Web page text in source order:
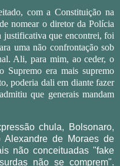
com a Constituição na
nomear o diretor da Polícia
justificativa que encontrei, foi
uma não confrontação sob
Ali, para mim, ao ceder, o
Supremo era mais supremo
poderia dali em diante fazer
que generais mandam
chula, Bolsonaro,
de Moraes de
não conceituadas "fake
não se comprem".